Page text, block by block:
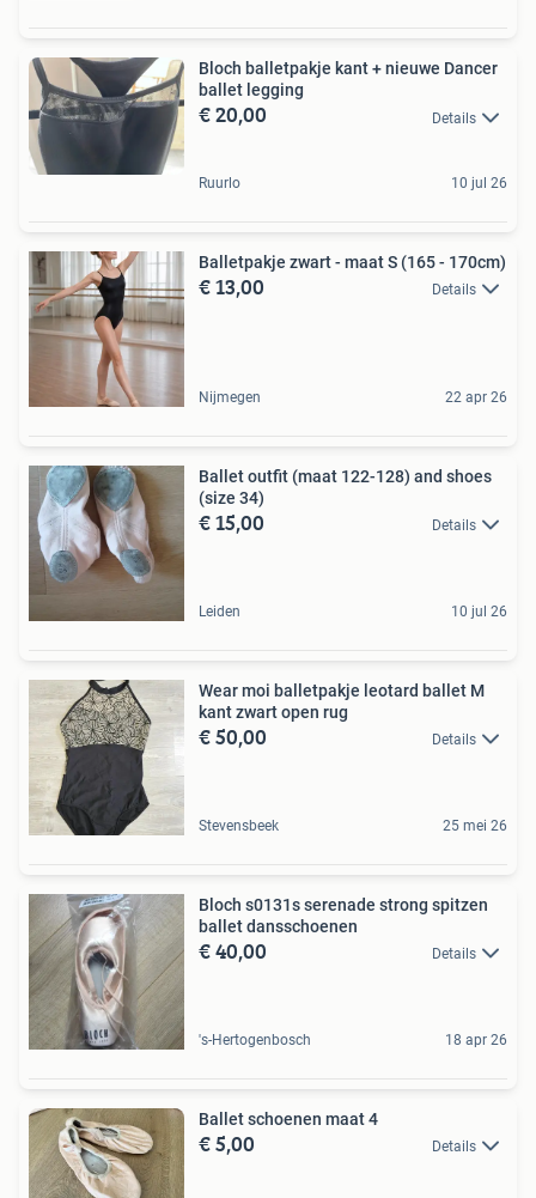
Bloch balletpakje kant + nieuwe Dancer
ballet legging
€ 20,00 Details
Ruurlo 10 jul 26
Balletpakje zwart - maat S (165 - 170cm)
€ 13,00 Details
Nijmegen 22 apr 26
Ballet outfit (maat 122-128) and shoes
(size 34)
€ 15,00 Details
Leiden 10 jul 26
Wear moi balletpakje leotard ballet M
kant zwart open rug
€ 50,00 Details
Stevensbeek 25 mei 26
Bloch s0131s serenade strong spitzen
ballet dansschoenen
€ 40,00 Details
's-Hertogenbosch 18 apr 26
Ballet schoenen maat 4
€ 5,00 Details